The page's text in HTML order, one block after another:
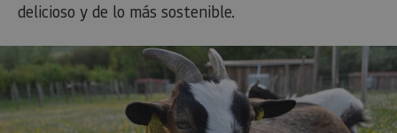
delicioso y de lo más sostenible.